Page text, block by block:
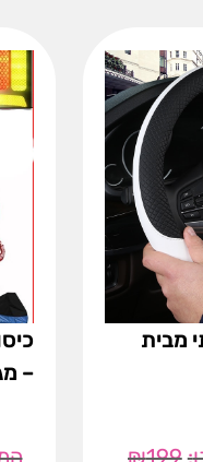
מבית
₪199
–